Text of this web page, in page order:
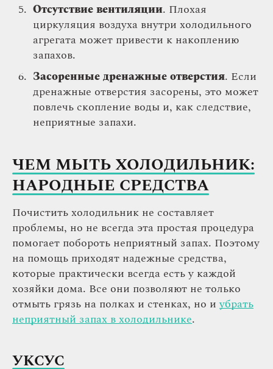
Отсутствие вентиляции. Плохая
циркуляция воздуха внутри холодильного
агрегата может привести к накоплению
запахов.
Засоренные дренажные отверстия. Если
дренажные отверстия засорены, это может
повлечь скопление воды и, как следствие,
неприятные запахи.
ЧЕМ МЫТЬ ХОЛОДИЛЬНИК:
НАРОДНЫЕ СРЕДСТВА
Почистить холодильник не составляет
проблемы, но не всегда эта простая процедура
помогает побороть неприятный запах. Поэтому
на помощь приходят надежные средства,
которые практически всегда есть у каждой
хозяйки дома. Все они позволяют не только
отмыть грязь на полках и стенках, но иубрать
неприятный запах в холодильнике.
УКСУС